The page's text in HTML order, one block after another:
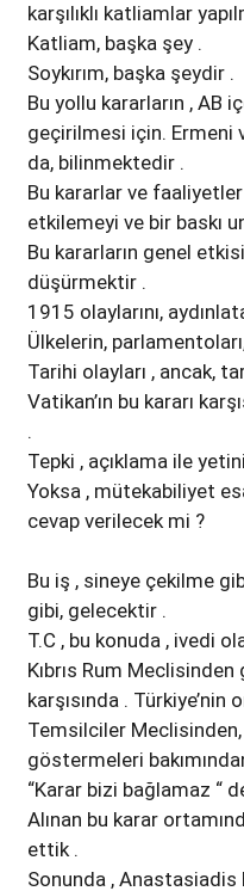
karşılıklı katliamlar
Katliam, başka şey .
Soykırım, başka şeydir .
Bu yollu kararların , AB
geçirilmesi için. Ermeni
da, bilinmektedir .
Bu kararlar ve faaliyetler
etkilemeyi ve bir baskı
Bu kararların genel
düşürmektir .
1915 olaylarını,
Ülkelerin,
Tarihi olayları , ancak,
Vatikan’ın bu kararı
.
Tepki , açıklama ile
Yoksa , mütekabiliyet
cevap verilecek mi ?
Bu iş , sineye çekilme
gibi, gelecektir .
T.C , bu konuda , ivedi
Kıbrıs Rum
karşısında .
Temsilciler Meclisinden,
göstermeleri
“Karar bizi bağlamaz “
Alınan bu karar
ettik .
Sonunda ,